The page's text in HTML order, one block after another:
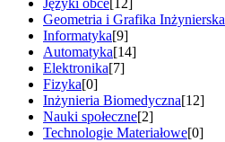
Języki obce[12]
Geometria i Grafika Inżynierska
Informatyka[9]
Automatyka[14]
Elektronika[7]
Fizyka[0]
Inżynieria Biomedyczna[12]
Nauki społeczne[2]
Technologie Materiałowe[0]